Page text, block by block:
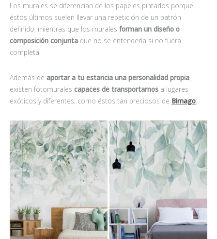
Los murales se diferencian de los papeles pintados porque
éstos últimos suelen llevar una repetición de un patrón
definido, mientras que los murales forman un diseño o
composición conjunta que no se entendería si no fuera
completa.
Además de aportar a tu estancia una personalidad propia,
existen fotomurales capaces de transportarnos a lugares
exóticos y diferentes, como éstos tan preciosos de Bimago: